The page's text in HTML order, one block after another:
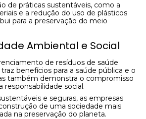
de práticas sustentáveis, como a
e a redução do uso de plásticos
para a preservação do meio
Ambiental e Social
de resíduos de saúde
benefícios para a saúde pública e o
também demonstra o compromisso
responsabilidade social.
e seguras, as empresas
de uma sociedade mais
na preservação do planeta.